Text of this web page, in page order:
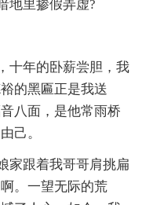
地里掺假弄虚?
十年的卧薪尝胆，我
的黑匾正是我送
八面，是他常雨桥
己。
家跟着我哥哥肩挑扁
。一望无际的荒